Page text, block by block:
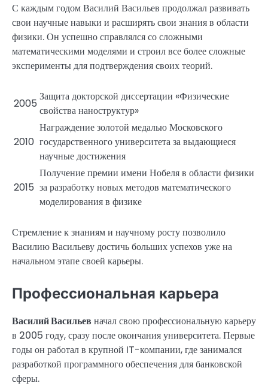
С каждым годом Василий Васильев продолжал развивать
свои научные навыки и расширять свои знания в области
физики. Он успешно справлялся со сложными
математическими моделями и строил все более сложные
эксперименты для подтверждения своих теорий.
2005
Защита докторской диссертации «Физические
свойства наноструктур»
2010
Награждение золотой медалью Московского
государственного университета за выдающиеся
научные достижения
2015
Получение премии имени Нобеля в области физики
за разработку новых методов математического
моделирования в физике
Стремление к знаниям и научному росту позволило
Василию Васильеву достичь больших успехов уже на
начальном этапе своей карьеры.
Профессиональная карьера
Василий Васильев начал свою профессиональную карьеру
в 2005 году, сразу после окончания университета. Первые
годы он работал в крупной IT-компании, где занимался
разработкой программного обеспечения для банковской
сферы.